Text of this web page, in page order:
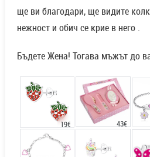
ще ви благодари, ще видите
нежност и обич се крие в него .
Бъдете Жена! Тогава мъжът до
19€ 43€